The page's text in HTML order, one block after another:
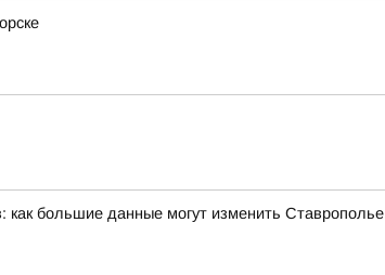
как большие данные могут изменить Ставрополье